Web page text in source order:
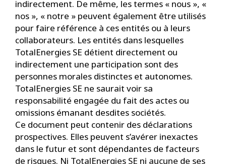
indirectement. De même, les termes « nous », «
nos », « notre » peuvent également être utilisés
pour faire référence à ces entités ou à leurs
collaborateurs. Les entités dans lesquelles
TotalEnergies SE détient directement ou
indirectement une participation sont des
personnes morales distinctes et autonomes.
TotalEnergies SE ne saurait voir sa
responsabilité engagée du fait des actes ou
omissions émanant desdites sociétés.
Ce document peut contenir des déclarations
prospectives. Elles peuvent s’avérer inexactes
dans le futur et sont dépendantes de facteurs
de risques. Ni TotalEnergies SE ni aucune de ses